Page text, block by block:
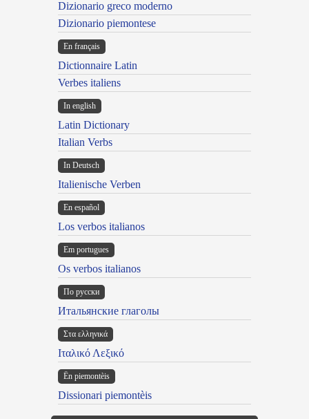
Dizionario greco moderno
Dizionario piemontese
En français
Dictionnaire Latin
Verbes italiens
In english
Latin Dictionary
Italian Verbs
In Deutsch
Italienische Verben
En español
Los verbos italianos
Em portugues
Os verbos italianos
По русски
Итальянские глаголы
Στα ελληνικά
Ιταλικό Λεξικό
Ën piemontèis
Dissionari piemontèis